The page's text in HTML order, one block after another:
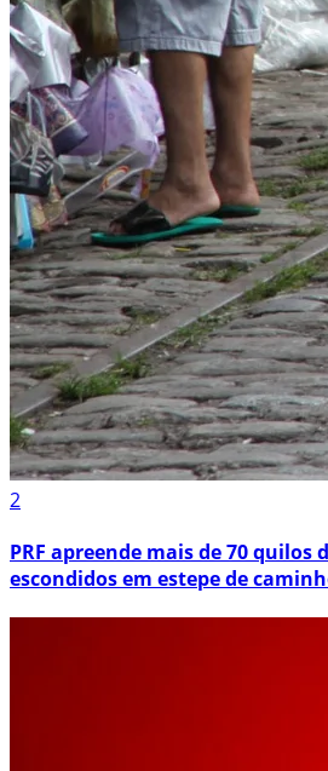
2
PRF apreende mais de 70 quilos
escondidos em estepe de